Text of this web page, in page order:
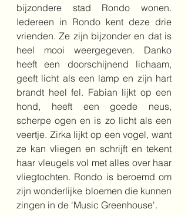
bijzondere stad Rondo wonen.
Iedereen in Rondo kent deze drie
vrienden. Ze zijn bijzonder en dat is
heel mooi weergegeven. Danko
heeft een doorschijnend lichaam,
geeft licht als een lamp en zijn hart
brandt heel fel. Fabian lijkt op een
hond, heeft een goede neus,
scherpe ogen en is zo licht als een
veertje. Zirka lijkt op een vogel, want
ze kan vliegen en schrijft en tekent
haar vleugels vol met alles over haar
vliegtochten. Rondo is beroemd om
zijn wonderlijke bloemen die kunnen
zingen in de 'Music Greenhouse'.